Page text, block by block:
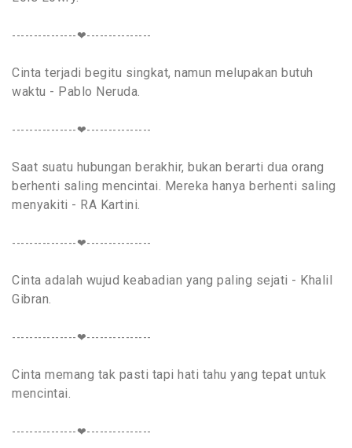
---------------❤---------------
Cinta terjadi begitu singkat, namun melupakan butuh
waktu - Pablo Neruda.
---------------❤---------------
Saat suatu hubungan berakhir, bukan berarti dua orang
berhenti saling mencintai. Mereka hanya berhenti saling
menyakiti - RA Kartini.
---------------❤---------------
Cinta adalah wujud keabadian yang paling sejati - Khalil
Gibran.
---------------❤---------------
Cinta memang tak pasti tapi hati tahu yang tepat untuk
mencintai.
---------------❤---------------